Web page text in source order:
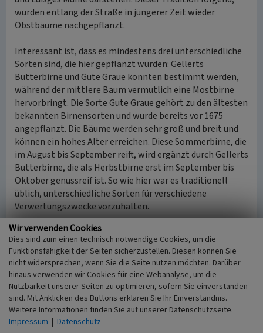
wurden entlang der Straße in jüngerer Zeit wieder
Obstbäume nachgepflanzt.
Interessant ist, dass es mindestens drei unterschiedliche
Sorten sind, die hier gepflanzt wurden: Gellerts
Butterbirne und Gute Graue konnten bestimmt werden,
während der mittlere Baum vermutlich eine Mostbirne
hervorbringt. Die Sorte Gute Graue gehört zu den ältesten
bekannten Birnensorten und wurde bereits vor 1675
angepflanzt. Die Bäume werden sehr groß und breit und
können ein hohes Alter erreichen. Diese Sommerbirne, die
im August bis September reift, wird ergänzt durch Gellerts
Butterbirne, die als Herbstbirne erst im September bis
Oktober genussreif ist. So wie hier war es traditionell
üblich, unterschiedliche Sorten für verschiedene
Verwertungszwecke vorzuhalten.
(Elke Sprunkel, Biologische Station im Kreis Euskirchen,
2024)
Internet
www.arche-noah.at: Sortenbeschreibung Gute Graue, pdf-
Datei (abgerufen am 28.06.2024)
de.wikipedia.org: Lösgesmühle (abgerufen am 28.06.2024)
Wir verwenden Cookies
Dies sind zum einen technisch notwendige Cookies, um die
Funktionsfähigkeit der Seiten sicherzustellen. Diesen können Sie
nicht widersprechen, wenn Sie die Seite nutzen möchten. Darüber
hinaus verwenden wir Cookies für eine Webanalyse, um die
Nutzbarkeit unserer Seiten zu optimieren, sofern Sie einverstanden
sind. Mit Anklicken des Buttons erklären Sie Ihr Einverständnis.
Weitere Informationen finden Sie auf unserer Datenschutzseite.
Impressum | Datenschutz